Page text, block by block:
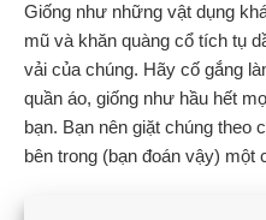
Giống như những vật dụng
mũ và khăn quàng cổ tích tụ
vải của chúng. Hãy cố gắng
quần áo, giống như hầu hết
bạn. Bạn nên giặt chúng theo
bên trong (bạn đoán vậy)